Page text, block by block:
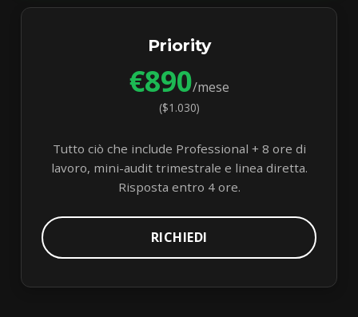
Priority
€890/mese
($1.030)
Tutto ciò che include Professional + 8 ore di
lavoro, mini-audit trimestrale e linea diretta.
Risposta entro 4 ore.
RICHIEDI